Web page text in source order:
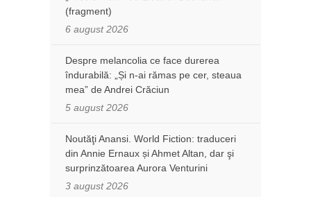
(fragment)
6 august 2026
Despre melancolia ce face durerea
îndurabilă: „Și n-ai rămas pe cer, steaua
mea” de Andrei Crăciun
5 august 2026
Noutăţi Anansi. World Fiction: traduceri
din Annie Ernaux și Ahmet Altan, dar şi
surprinzătoarea Aurora Venturini
3 august 2026